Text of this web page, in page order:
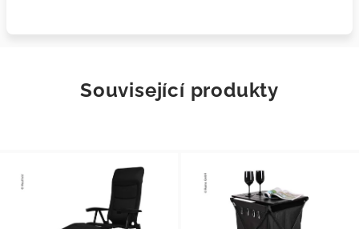
Související produkty